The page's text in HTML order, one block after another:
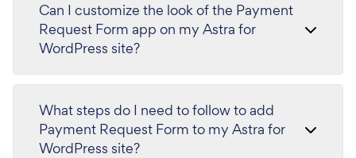
Can I customize the look of the Payment
Request Form app on my Astra for
WordPress site?
What steps do I need to follow to add
Payment Request Form to my Astra for
WordPress site?